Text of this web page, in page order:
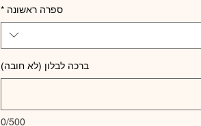
ספרה ראשונה *
ברכה לבלון (לא חובה)
0/500